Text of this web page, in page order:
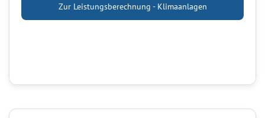
Zur Leistungsberechnung - Klimaanlagen